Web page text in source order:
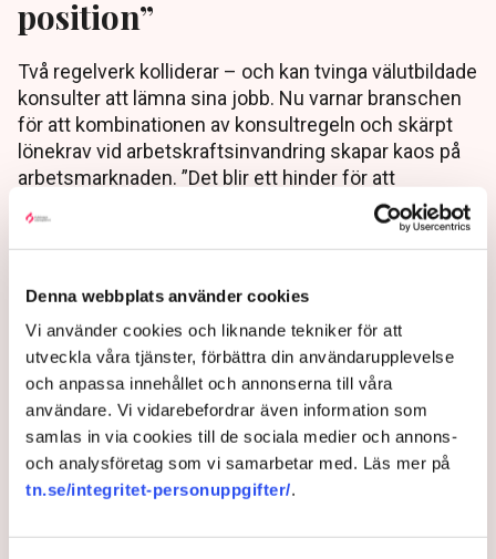
Denna webbplats använder cookies
Vi använder cookies och liknande tekniker för att
utveckla våra tjänster, förbättra din användarupplevelse
och anpassa innehållet och annonserna till våra
användare. Vi vidarebefordrar även information som
samlas in via cookies till de sociala medier och annons-
och analysföretag som vi samarbetar med. Läs mer på
tn.se/integritet-personuppgifter/.
position”
Två regelverk kolliderar – och kan tvinga välutbildade
konsulter att lämna sina jobb. Nu varnar branschen
för att kombinationen av konsultregeln och skärpt
lönekrav vid arbetskraftsinvandring skapar kaos på
arbetsmarknaden. ”Det blir ett hinder för att
människor faktiskt ska komma i arbete”, säger
Fredric Skälstad på Kompetensföretagen.